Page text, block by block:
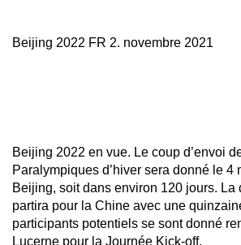
Beijing 2022 FR 2. novembre 2021
Beijing 2022 en vue. Le coup d’envoi
Paralympiques d’hiver sera donné le 4
Beijing, soit dans environ 120 jours. La
partira pour la Chine avec une
participants potentiels se sont donné
Lucerne pour la Journée Kick-off.